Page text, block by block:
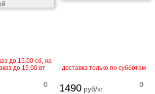
до 15.00 сб, на
до 15.00 вт
0
доставка только по субботам
1490 руб/кг
0